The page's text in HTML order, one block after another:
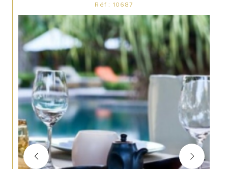
Réf : 10687